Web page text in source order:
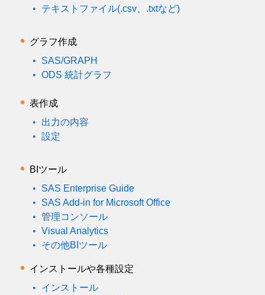
テキストファイル(.csv、.txtなど)
グラフ作成
SAS/GRAPH
ODS 統計グラフ
表作成
出力の内容
設定
BIツール
SAS Enterprise Guide
SAS Add-in for Microsoft Office
管理コンソール
Visual Analytics
その他BIツール
インストールや各種設定
インストール